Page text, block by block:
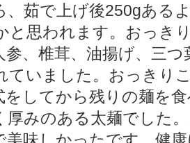
、茹で上げ後250gある
と思われます。おっき
、椎茸、油揚げ、三
ていました。おっきり
をしてから残りの麺を
厚みのある太麺でした
美味しかったです。健